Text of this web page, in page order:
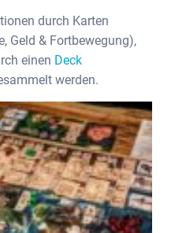
durch Karten
Geld & Fortbewegung),
einen Deck
werden.